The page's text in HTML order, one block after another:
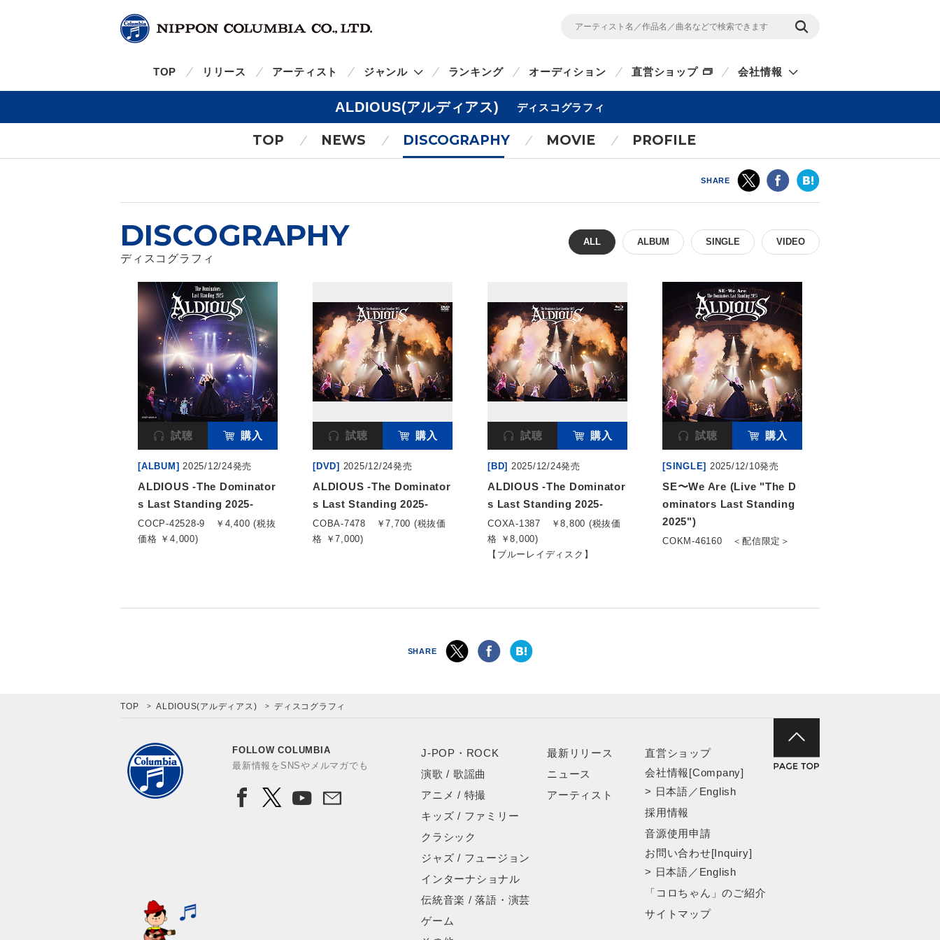
TOP リリース アーティスト ジャンル ランキング オーディション 直営ショップ 会社情報
ALDIOUS(アルディアス) ディスコグラフィ
TOP NEWS DISCOGRAPHY MOVIE PROFILE
SHARE
DISCOGRAPHY
ディスコグラフィ
ALL ALBUM SINGLE VIDEO
試聴 購入
[ALBUM] 2025/12/24発売
ALDIOUS -The Dominator
s Last Standing 2025-
COCP-42528-9
￥4,400 (税抜
価格 ￥4,000)
試聴 購入
[DVD] 2025/12/24発売
ALDIOUS -The Dominator
s Last Standing 2025-
COBA-7478
￥7,700 (税抜価
格 ￥7,000)
試聴 購入
[BD] 2025/12/24発売
ALDIOUS -The Dominator
s Last Standing 2025-
COXA-1387
￥8,800 (税抜価
格 ￥8,000)
【ブルーレイディスク】
試聴 購入
[SINGLE] 2025/12/10発売
SE〜We Are (Live "The D
ominators Last Standing
2025")
COKM-46160 ＜配信限定＞
SHARE
TOP ALDIOUS(アルディアス) ディスコグラフィ
FOLLOW COLUMBIA
最新情報をSNSやメルマガでも
J-POP・ROCK
演歌 / 歌謡曲
アニメ / 特撮
キッズ / ファミリー
クラシック
ジャズ / フュージョン
インターナショナル
伝統音楽 / 落語・演芸
ゲーム
最新リリース
ニュース
アーティスト
直営ショップ
会社情報[Company]
> 日本語 ／ English
採用情報
音源使用申請
お問い合わせ[Inquiry]
> 日本語 ／ English
「コロちゃん」のご紹介
サイトマップ